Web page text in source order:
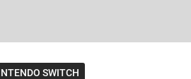
SWITCH